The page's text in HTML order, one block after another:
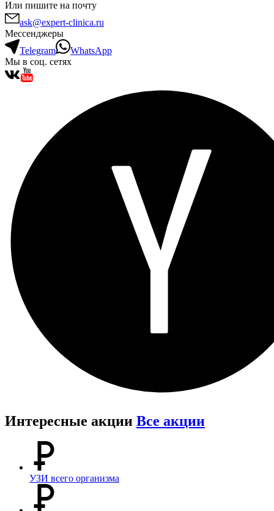
Или пишите на почту
ask@expert-clinica.ru
Мессенджеры
Telegram
WhatsApp
Мы в соц. сетях
Интересные акции Все акции
УЗИ всего организма